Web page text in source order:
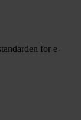
for e-